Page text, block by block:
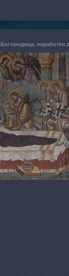
Богородица,